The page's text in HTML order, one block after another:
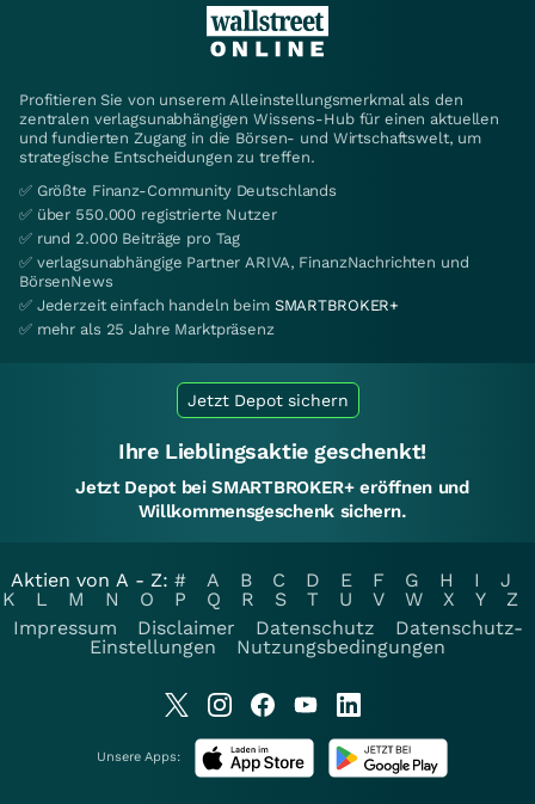
Profitieren Sie von unserem Alleinstellungsmerkmal als den
zentralen verlagsunabhängigen Wissens-Hub für einen aktuellen
und fundierten Zugang in die Börsen- und Wirtschaftswelt, um
strategische Entscheidungen zu treffen.
✅ Größte Finanz-Community Deutschlands
✅ über 550.000 registrierte Nutzer
✅ rund 2.000 Beiträge pro Tag
✅ verlagsunabhängige Partner ARIVA, FinanzNachrichten und
BörsenNews
✅ Jederzeit einfach handeln beim SMARTBROKER+
✅ mehr als 25 Jahre Marktpräsenz
Jetzt Depot sichern
Ihre Lieblingsaktie geschenkt!
Jetzt Depot bei SMARTBROKER+ eröffnen und
Willkommensgeschenk sichern.
Aktien von A - Z: # A B C D E F G H I
J
K
L M N O P Q R S T U V W X Y
Z
Impressum
Disclaimer Datenschutz
Datenschutz-
Einstellungen
Nutzungsbedingungen
Unsere Apps: